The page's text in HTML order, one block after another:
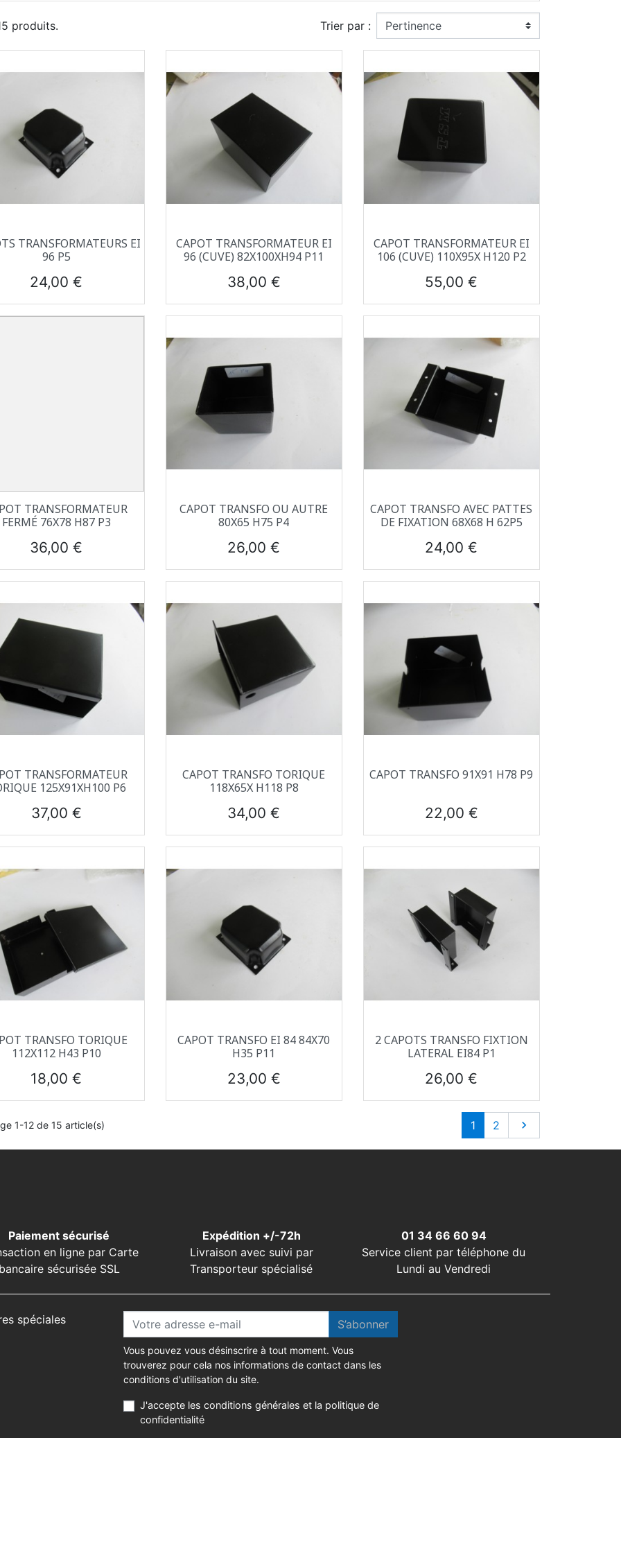
produits. Trier par :
Aperçu rapide
TRANSFORMATEURS EI
96 P5
Prix
24,00 €
Aperçu rapide
CAPOT TRANSFORMATEUR EI
96 (CUVE) 82X100XH94 P11
Prix
38,00 €
Aperçu rapide
CAPOT TRANSFORMATEUR EI
106 (CUVE) 110X95X H120 P2
Prix
55,00 €
Aperçu rapide
TRANSFORMATEUR
FERMÉ 76X78 H87 P3
Prix
36,00 €
Aperçu rapide
CAPOT TRANSFO OU AUTRE
80X65 H75 P4
Prix
26,00 €
Aperçu rapide
CAPOT TRANSFO AVEC PATTES
DE FIXATION 68X68 H 62P5
Prix
24,00 €
Aperçu rapide
TRANSFORMATEUR
125X91XH100 P6
Prix
37,00 €
Aperçu rapide
CAPOT TRANSFO TORIQUE
118X65X H118 P8
Prix
34,00 €
Aperçu rapide
CAPOT TRANSFO 91X91 H78 P9
Prix
22,00 €
Aperçu rapide
TRANSFO TORIQUE
112X112 H43 P10
Prix
18,00 €
Aperçu rapide
CAPOT TRANSFO EI 84 84X70
H35 P11
Prix
23,00 €
Aperçu rapide
2 CAPOTS TRANSFO FIXTION
LATERAL EI84 P1
Prix
26,00 €
1-12 de 15 article(s) 1 2 Suivant

Paiement sécurisé
en ligne par Carte
sécurisée SSL
Expédition +/-72h
Livraison avec suivi par
Transporteur spécialisé
01 34 66 60 94
Service client par téléphone du
Lundi au Vendredi
spéciales S’abonner
Vous pouvez vous désinscrire à tout moment. Vous
trouverez pour cela nos informations de contact dans les
conditions d'utilisation du site.
J'accepte les conditions générales et la politique de
confidentialité